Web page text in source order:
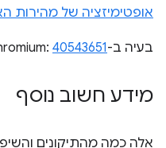
אופטימיזציה של מהירות
בעיה ב-Chromium:40543651
מידע חשוב נוסף
אלה כמה מהתיקונים